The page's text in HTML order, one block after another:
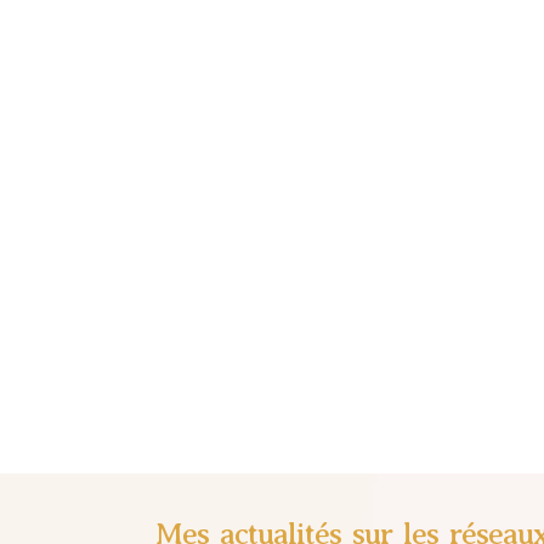
Mes actualités sur les